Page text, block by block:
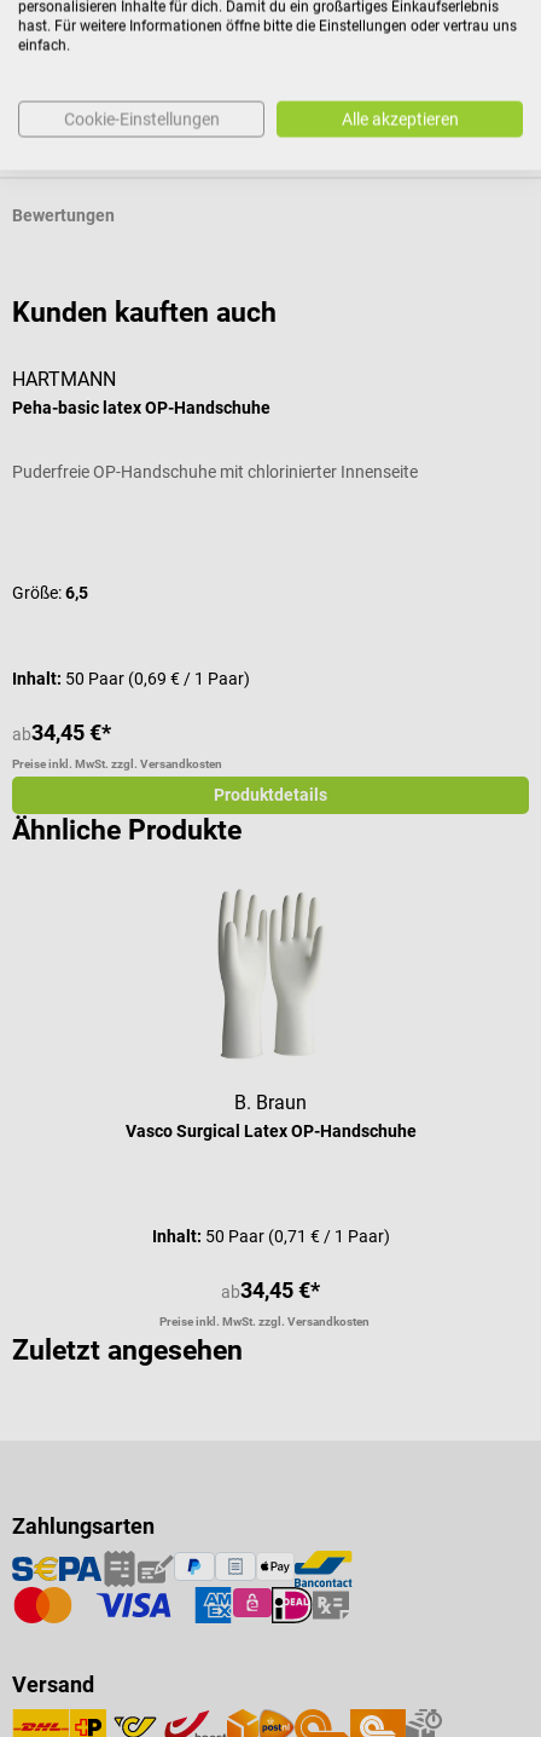
Dokumente
Bewertungen
Kunden kauften auch
HARTMANN
Peha-basic latex OP-Handschuhe
Puderfreie OP-Handschuhe mit chlorinierter Innenseite
Größe:6,5
Inhalt: 50 Paar (0,69 € / 1 Paar)
ab34,45 €*
Preise inkl. MwSt. zzgl. Versandkosten
Produktdetails
Ähnliche Produkte
B. Braun
Vasco Surgical Latex OP-Handschuhe
Inhalt: 50 Paar (0,71 € / 1 Paar)
ab34,45 €*
Preise inkl. MwSt. zzgl. Versandkosten
Zuletzt angesehen
Zahlungsarten
Versand
personalisieren Inhalte für dich. Damit du ein großartiges Einkaufserlebnis
hast. Für weitere Informationen öffne bitte die Einstellungen oder vertrau uns
einfach.
Cookie-Einstellungen Alle akzeptieren